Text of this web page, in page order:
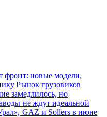
фронт: новые модели,
Рынок грузовиков
замедлилось, но
не ждут идеальной
GAZ и Sollers в июне